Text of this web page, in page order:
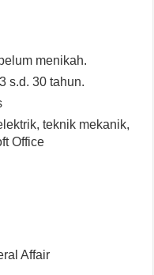
menikah.
s.d. 30 tahun.
teknik mekanik,
Office
Affair